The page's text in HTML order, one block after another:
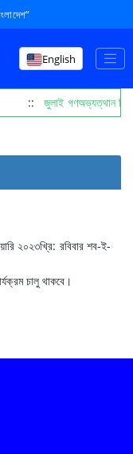
English
:: জুলাই গণঅভ্যত্থান
২০২৩খ্রি: রবিবার শব-ই-
চালু থাকবে।